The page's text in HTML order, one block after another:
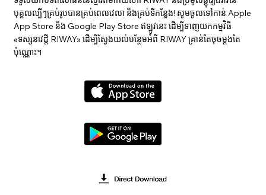
បុគ្គលល្បីៗគ្រប់រូបបានគ្រប់ពេលវេលា និងគ្រប់ទីកន្លែង! សូមចូលទៅកាន់ Apple
App Store និង Google Play Store ឥឡូវនេះ ដើម្បីទាញយកកម្មវិធី
«ទស្សនាវ​ដ្ដី RIWAY» ដើម្បីស្វែងយល់បន្ថែមអំពី RIWAY គ្រាន់តែចុចម្តងតែ
ប៉ុណ្ណោះ។